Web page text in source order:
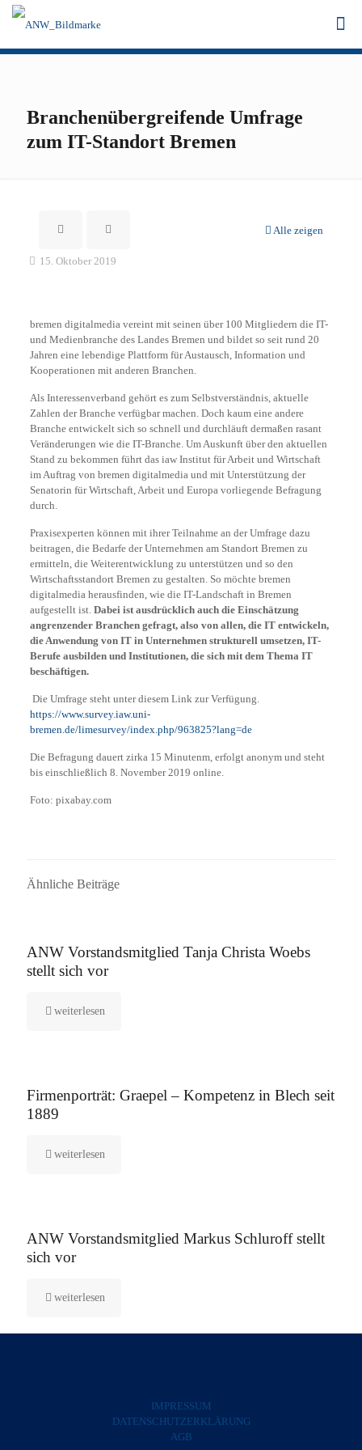
Branchenübergreifende Umfrage
zum IT-Standort Bremen
Alle zeigen
15. Oktober 2019
bremen digitalmedia vereint mit seinen über 100 Mitgliedern die IT-
und Medienbranche des Landes Bremen und bildet so seit rund 20
Jahren eine lebendige Plattform für Austausch, Information und
Kooperationen mit anderen Branchen.
Als Interessenverband gehört es zum Selbstverständnis, aktuelle
Zahlen der Branche verfügbar machen. Doch kaum eine andere
Branche entwickelt sich so schnell und durchläuft dermaßen rasant
Veränderungen wie die IT-Branche. Um Auskunft über den aktuellen
Stand zu bekommen führt das iaw Institut für Arbeit und Wirtschaft
im Auftrag von bremen digitalmedia und mit Unterstützung der
Senatorin für Wirtschaft, Arbeit und Europa vorliegende Befragung
durch.
Praxisexperten können mit ihrer Teilnahme an der Umfrage dazu
beitragen, die Bedarfe der Unternehmen am Standort Bremen zu
ermitteln, die Weiterentwicklung zu unterstützen und so den
Wirtschaftsstandort Bremen zu gestalten. So möchte bremen
digitalmedia herausfinden, wie die IT-Landschaft in Bremen
aufgestellt ist. Dabei ist ausdrücklich auch die Einschätzung
angrenzender Branchen gefragt, also von allen, die IT entwickeln,
die Anwendung von IT in Unternehmen strukturell umsetzen, IT-
Berufe ausbilden und Institutionen, die sich mit dem Thema IT
beschäftigen.
Die Umfrage steht unter diesem Link zur Verfügung.
https://www.survey.iaw.uni-
bremen.de/limesurvey/index.php/963825?lang=de
Die Befragung dauert zirka 15 Minutenm, erfolgt anonym und steht
bis einschließlich 8. November 2019 online.
Foto: pixabay.com
Ähnliche Beiträge
ANW Vorstandsmitglied Tanja Christa Woebs
stellt sich vor
weiterlesen
Firmenporträt: Graepel – Kompetenz in Blech seit
1889
weiterlesen
ANW Vorstandsmitglied Markus Schluroff stellt
sich vor
weiterlesen
IMPRESSUM
DATENSCHUTZERKLÄRUNG
AGB